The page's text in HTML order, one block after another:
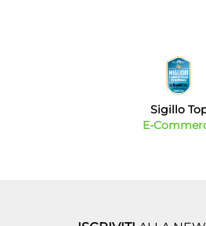
Sigillo
E-